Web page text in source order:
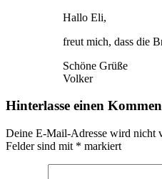
Hallo Eli,
freut mich, dass die
Schöne Grüße
Volker
Hinterlasse einen
Deine E-Mail-Adresse wird nicht
Felder sind mit * markiert